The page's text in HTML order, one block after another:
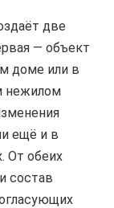
две
— объект
доме или в
нежилом
ещё и в
От обеих
состав